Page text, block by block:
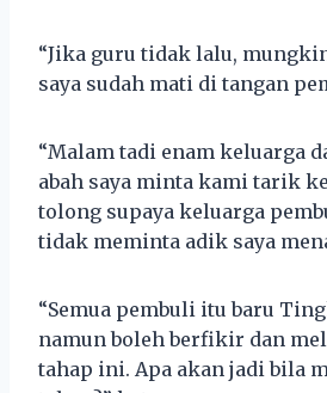
“Jika guru tidak lalu,
saya sudah mati di tangan
“Malam tadi enam keluarga
abah saya minta kami tarik
tolong supaya keluarga
tidak meminta adik saya
“Semua pembuli itu baru
namun boleh berfikir dan
tahap ini. Apa akan jadi bila